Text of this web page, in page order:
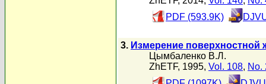
PDF (593.9K)
3. Измерение поверхностной
Цымбаленко В.Л.
ZhETF, 1995, Vol. 108, No.